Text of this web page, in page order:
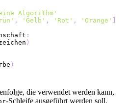
Algorithm'
, 'Gelb' , 'Rot' , 'Orange' ]
:
)
)
die verwendet werden kann,
-Schleife ausgeführt werden soll.